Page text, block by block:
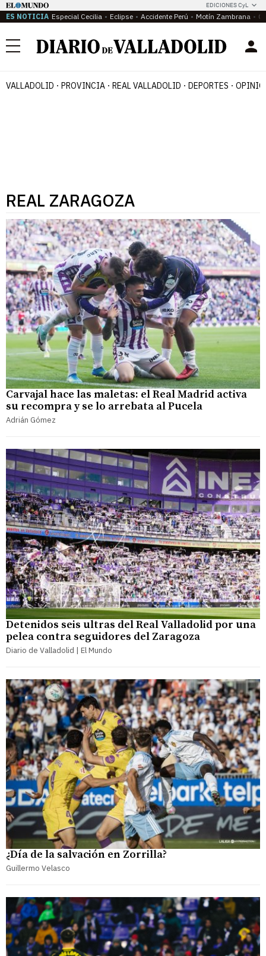
EDICIONES CyL
ES NOTICIA Especial Cecilia Eclipse Accidente Perú Motín Zambrana
Menú
VALLADOLID PROVINCIA REAL VALLADOLID DEPORTES
REAL ZARAGOZA
Carvajal hace las maletas: el Real Madrid activa
su recompra y se lo arrebata al Pucela
Adrián Gómez
Detenidos seis ultras del Real Valladolid por una
pelea contra seguidores del Zaragoza
Diario de Valladolid | El Mundo
¿Día de la salvación en Zorrilla?
Guillermo Velasco